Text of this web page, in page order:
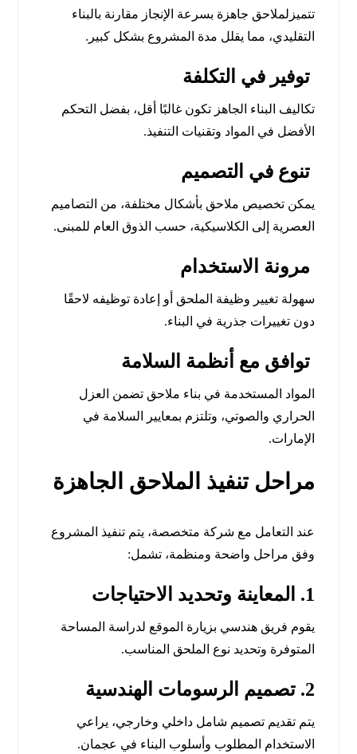
تتميزلملاحق جاهزة بسرعة الإنجاز مقارنة بالبناء
التقليدي، مما يقلل مدة المشروع بشكل كبير.
توفير في التكلفة
تكاليف البناء الجاهز تكون غالبًا أقل، بفضل التحكم
الأفضل في المواد وتقنيات التنفيذ.
تنوع في التصميم
يمكن تخصيص ملاحق بأشكال مختلفة، من التصاميم
العصرية إلى الكلاسيكية، حسب الذوق العام للمبنى.
مرونة الاستخدام
سهولة تغيير وظيفة الملحق أو إعادة توظيفه لاحقًا
دون تغييرات جذرية في البناء.
توافق مع أنظمة السلامة
المواد المستخدمة في بناء ملاحق تضمن العزل
الحراري والصوتي، وتلتزم بمعايير السلامة في
الإمارات.
مراحل تنفيذ الملاحق الجاهزة
عند التعامل مع شركة متخصصة، يتم تنفيذ المشروع
وفق مراحل واضحة ومنظمة، تشمل:
1. المعاينة وتحديد الاحتياجات
يقوم فريق هندسي بزيارة الموقع لدراسة المساحة
المتوفرة وتحديد نوع الملحق المناسب.
2. تصميم الرسومات الهندسية
يتم تقديم تصميم شامل داخلي وخارجي، يراعي
الاستخدام المطلوب وأسلوب البناء في عجمان.